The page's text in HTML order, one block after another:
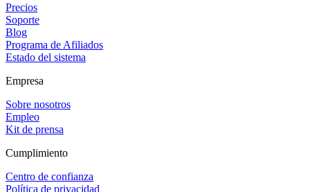
Precios
Soporte
Blog
Programa de Afiliados
Estado del sistema
Empresa
Sobre nosotros
Empleo
Kit de prensa
Cumplimiento
Centro de confianza
Política de privacidad